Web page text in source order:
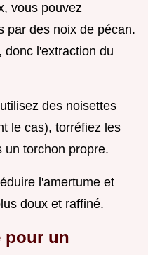
vous pouvez
par des noix de pécan.
donc l'extraction du
des noisettes
le cas), torréfiez les
un torchon propre.
l'amertume et
doux et raffiné.
pour un